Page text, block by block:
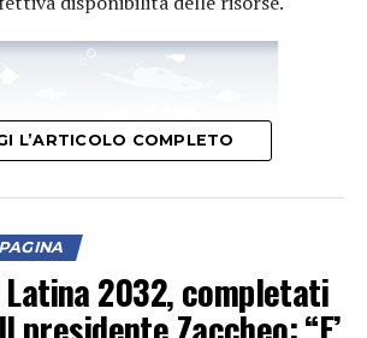
dell’Ente. Nel mirino sono
dei rifiuti, la Tari, i parcheggi e il
locale. “Latina paga sempre di più
meno”, ha affermato Bellini,
L’ARTICOLO COMPLETO
Latina 2032, completati